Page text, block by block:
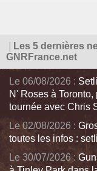
Les 5 dernières
GNRFrance.net
Le 06/08/2026 :
N' Roses à
tournée avec Chris
Le 02/08/2026 :
toutes les infos :
Le 30/07/2026 :